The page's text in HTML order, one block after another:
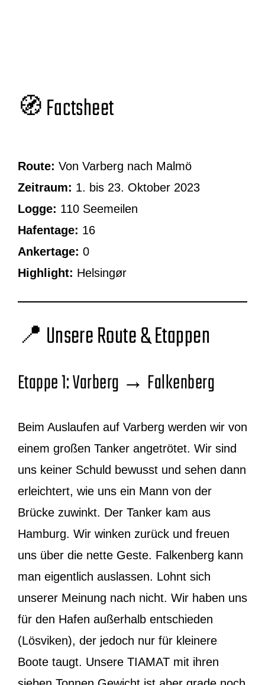
🧭 Factsheet
Route: Von Varberg nach Malmö
Zeitraum: 1. bis 23. Oktober 2023
Logge: 110 Seemeilen
Hafentage: 16
Ankertage: 0
Highlight: Helsingør
📍 Unsere Route & Etappen
Etappe 1: Varberg → Falkenberg
Beim Auslaufen auf Varberg werden wir von
einem großen Tanker angetrötet. Wir sind
uns keiner Schuld bewusst und sehen dann
erleichtert, wie uns ein Mann von der
Brücke zuwinkt. Der Tanker kam aus
Hamburg. Wir winken zurück und freuen
uns über die nette Geste. Falkenberg kann
man eigentlich auslassen. Lohnt sich
unserer Meinung nach nicht. Wir haben uns
für den Hafen außerhalb entschieden
(Lösviken), der jedoch nur für kleinere
Boote taugt. Unsere TIAMAT mit ihren